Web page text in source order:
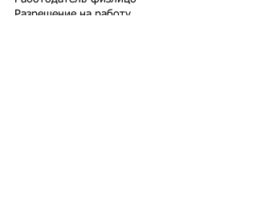
Разрешение на работу